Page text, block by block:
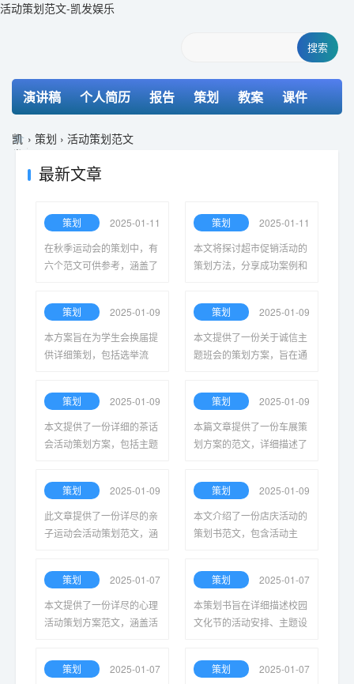
活动策划范文-凯发娱乐
搜索
演讲稿 个人简历 报告 策划 教案
课件
检讨书
主持词
凯
发
› 策划 › 活动策划范文
最新文章
策划
2025-01-11
在秋季运动会的策划中，有
六个范文可供参考，涵盖了
顺利进行与成功举办。
策划
2025-01-11
本文将探讨超市促销活动的
策划方法，分享成功案例和
策划
2025-01-09
本方案旨在为学生会换届提
供详细策划，包括选举流
行，推动学生自治与活动的
更好发展。
策划
2025-01-09
本文提供了一份关于诚信主
题班会的策划方案，旨在通
良好的道德品质，营造积极
向上的班级氛围。
策划
2025-01-09
本文提供了一份详细的茶话
会活动策划方案，包括主题
茶话会的顺利进行与丰盛效
果。
策划
2025-01-09
本篇文章提供了一份车展策
划方案的范文，详细描述了
组织者高效策划成功的车
展。
策划
2025-01-09
此文章提供了一份详尽的亲
子运动会活动策划范文，涵
增进亲子关系，促进家庭互
动与合作精神。
策划
2025-01-09
本文介绍了一份店庆活动的
策划书范文，包含活动主
商家有效组织庆祝活动，吸
引顾客参与。
策划
2025-01-07
本文提供了一份详尽的心理
活动策划方案范文，涵盖活
效实施心理健康相关活动。
策划
2025-01-07
本策划书旨在详细描述校园
文化节的活动安排、主题设
生间的交流与合作，营造积
策划
2025-01-07
策划
2025-01-07